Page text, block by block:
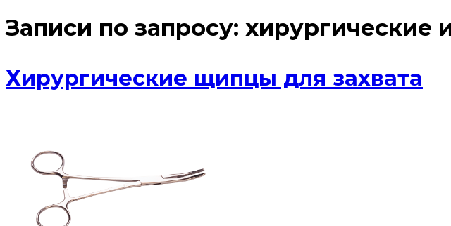
Записи по запросу: хирургические
Хирургические щипцы для захвата